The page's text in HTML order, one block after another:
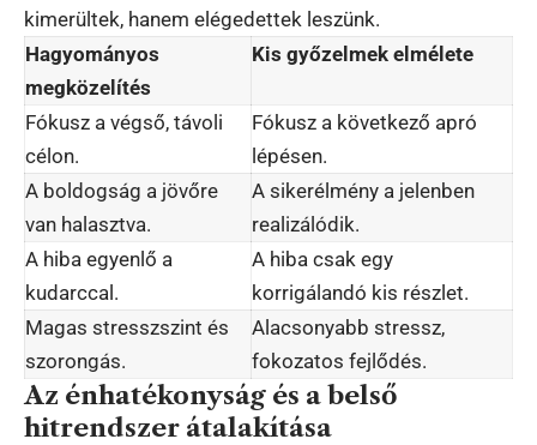
kimerültek, hanem elégedettek leszünk.
Hagyományos
megközelítés
Kis győzelmek elmélete
Fókusz a végső, távoli
célon.
Fókusz a következő apró
lépésen.
A boldogság a jövőre
van halasztva.
A sikerélmény a jelenben
realizálódik.
A hiba egyenlő a
kudarccal.
A hiba csak egy
korrigálandó kis részlet.
Magas stresszszint és
szorongás.
Alacsonyabb stressz,
fokozatos fejlődés.
Az énhatékonyság és a belső
hitrendszer átalakítása